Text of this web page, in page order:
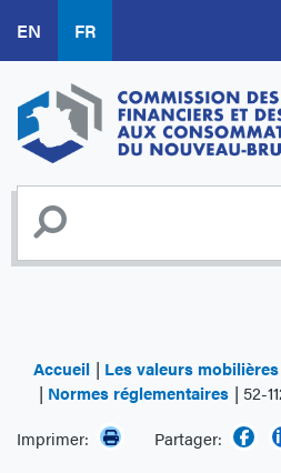
au
contenu
principal
EN FR
Accueil
Les valeurs mobilières
Normes réglementaires
52-112 -
Imprimer:
Partager: